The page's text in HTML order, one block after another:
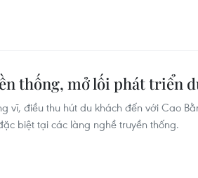
thống, mở lối phát triển
vĩ, điều thu hút du khách đến với Cao
biệt tại các làng nghề truyền thống.